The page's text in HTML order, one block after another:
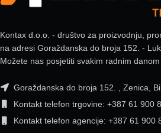
Kontax d.o.o. - društvo za proizvodnju,
na adresi Goraždanska do broja 152. -
Možete nas posjetiti svakim radnim
Goraždanska do broja 152. , Zenica,
Kontakt telefon trgovine: +387 61 900
Kontakt telefon agencije: +387 61 900